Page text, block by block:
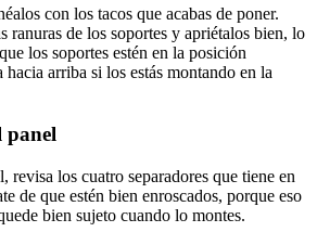
con los tacos que acabas de poner.
ranuras de los soportes y apriétalos bien, lo
los soportes estén en la posición
arriba si los estás montando en la
panel
revisa los cuatro separadores que tiene en
de que estén bien enroscados, porque eso
bien sujeto cuando lo montes.